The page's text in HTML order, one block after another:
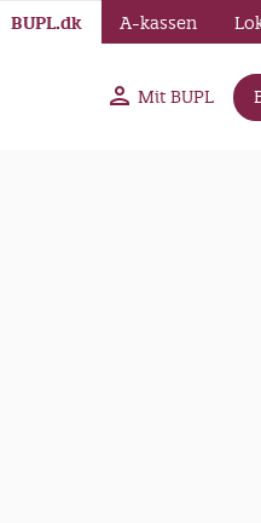
Mit BUPL
BUPL.dk A-kassen